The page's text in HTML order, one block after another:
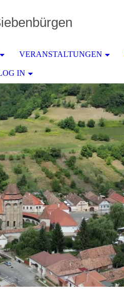
VERANSTALTUNGEN
IN